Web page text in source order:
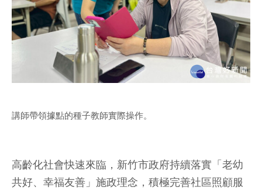
講師帶領據點的種子教師實際操作。
高齡化社會快速來臨，新竹市政府持續落實「老幼
共好、幸福友善」施政理念，積極完善社區照顧服